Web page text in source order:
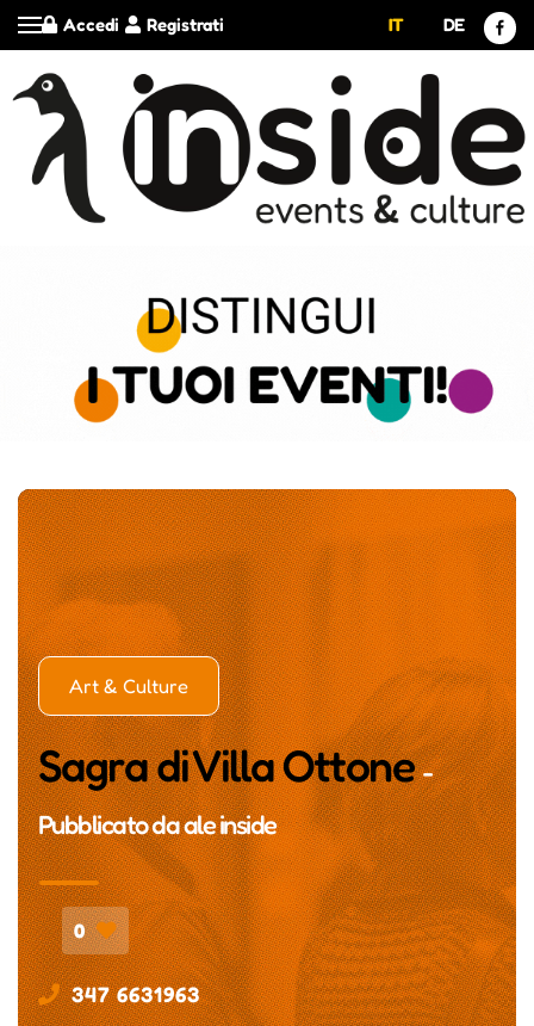
Registrati
Accedi IT DE
Art & Culture
Sagra di Villa Ottone-
Pubblicato daale inside
0
347 6631963